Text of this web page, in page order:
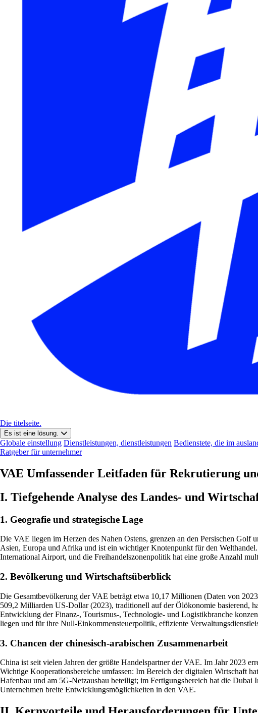
Die titelseite.
Es ist eine lösung.
Globale einstellung Dienstleistungen, dienstleistungen Bedienstete, die im
Ratgeber für unternehmer
VAE Umfassender Leitfaden für Rekrutierung
I. Tiefgehende Analyse des Landes- und
1. Geografie und strategische Lage
Die VAE liegen im Herzen des Nahen Ostens, grenzen an den Persischen
Asien, Europa und Afrika und ist ein wichtiger Knotenpunkt für den
International Airport, und die Freihandelszonenpolitik hat eine große Anzahl
2. Bevölkerung und Wirtschaftsüberblick
Die Gesamtbevölkerung der VAE beträgt etwa 10,17 Millionen (Daten von
509,2 Milliarden US-Dollar (2023), traditionell auf der Ölökonomie basierend,
Entwicklung der Finanz-, Tourismus-, Technologie- und Logistikbranche
liegen und für ihre Null-Einkommensteuerpolitik, effiziente
3. Chancen der chinesisch-arabischen Zusammenarbeit
China ist seit vielen Jahren der größte Handelspartner der VAE. Im Jahr 2023
Wichtige Kooperationsbereiche umfassen: Im Bereich der digitalen Wirtschaft
Hafenbau und am 5G-Netzausbau beteiligt; im Fertigungsbereich hat die
Unternehmen breite Entwicklungsmöglichkeiten in den VAE.